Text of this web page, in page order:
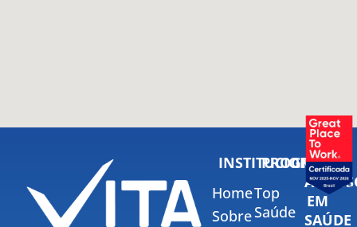
INSTITUCIONAL
Home
Sobre
PROGRAMAS
Top
Saúde
VITA
EM
SAÚDE